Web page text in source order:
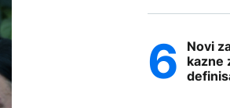
Novi
kazne